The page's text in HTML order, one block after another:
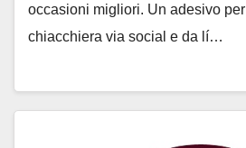
occasioni migliori. Un adesivo
chiacchiera via social e da lí…